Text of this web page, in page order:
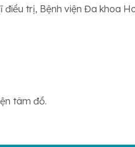
trị, Bệnh viện Đa khoa
tâm đồ.